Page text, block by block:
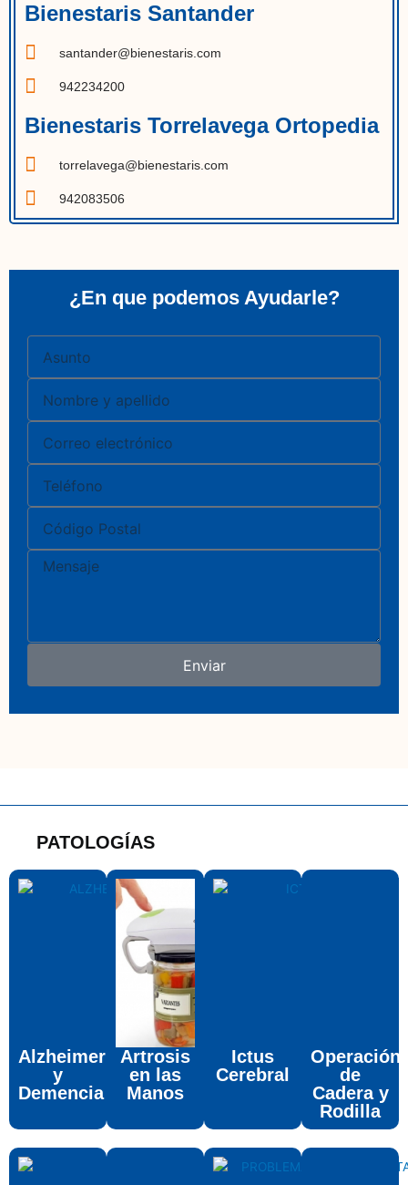
Bienestaris Santander
santander@bienestaris.com
942234200
Bienestaris Torrelavega Ortopedia
torrelavega@bienestaris.com
942083506
¿En que podemos Ayudarle?
electrónico
Postal
Mensaje
Enviar
PATOLOGÍAS
Alzheimer
y
Demencia
Artrosis
en las
Manos
Ictus
Cerebral
Operación
de
Cadera y
Rodilla